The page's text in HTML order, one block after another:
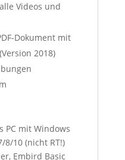
Videos und
Dokument mit
2018)
PC mit Windows
8/10 (nicht RT!)
Embird Basic